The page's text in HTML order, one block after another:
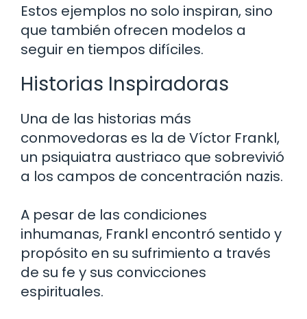
Estos ejemplos no solo inspiran, sino
que también ofrecen modelos a
seguir en tiempos difíciles.
Historias Inspiradoras
Una de las historias más
conmovedoras es la de Víctor Frankl,
un psiquiatra austriaco que sobrevivió
a los campos de concentración nazis.
A pesar de las condiciones
inhumanas, Frankl encontró sentido y
propósito en su sufrimiento a través
de su fe y sus convicciones
espirituales.